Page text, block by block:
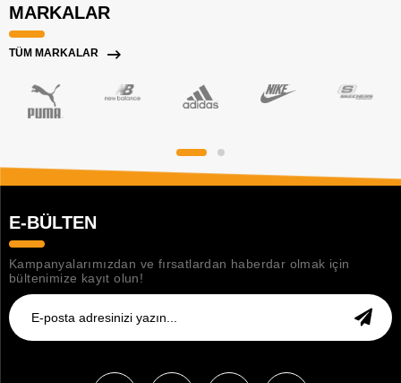
MARKALAR
TÜM MARKALAR
E-BÜLTEN
Kampanyalarımızdan ve fırsatlardan haberdar olmak için
bültenimize kayıt olun!